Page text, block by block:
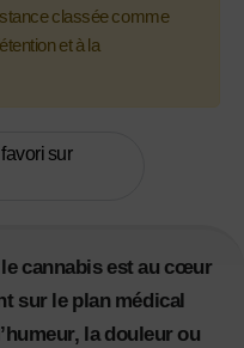
classée comme
et à la
sur
cannabis est au cœur
sur le plan médical
la douleur ou